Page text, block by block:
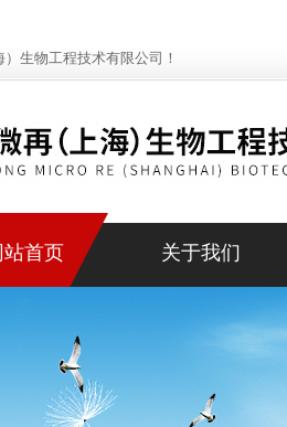
生物工程技术有限公司！
站首页 关于我们